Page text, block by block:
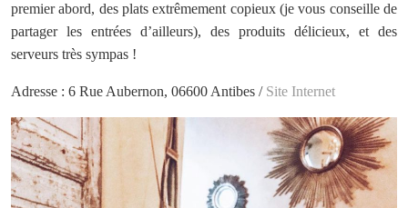
premier abord, des plats extrêmement copieux (je vous conseille de
partager les entrées d’ailleurs), des produits délicieux, et des
serveurs très sympas !
Adresse : 6 Rue Aubernon, 06600 Antibes / Site Internet